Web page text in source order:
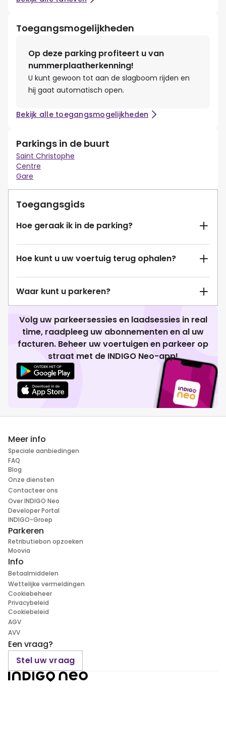
Toegangsmogelijkheden
Op deze parking profiteert u van
nummerplaatherkenning!
U kunt gewoon tot aan de slagboom rijden en
hij gaat automatisch open.
Bekijk alle toegangsmogelijkheden
Parkings in de buurt
Saint Christophe
Centre
Gare
Toegangsgids
Hoe geraak ik in de parking?
Hoe kunt u uw voertuig terug ophalen?
Waar kunt u parkeren?
Volg uw parkeersessies en laadsessies in real
time, raadpleeg uw abonnementen en al uw
facturen. Beheer uw voertuigen en parkeer op
straat met de INDIGO Neo-app!
Meer info
Speciale aanbiedingen
FAQ
Blog
Onze diensten
Contacteer ons
Over INDIGO Neo
Developer Portal
INDIGO-Groep
Parkeren
Retributiebon opzoeken
Moovia
Info
Betaalmiddelen
Wettelijke vermeldingen
Cookiebeheer
Privacybeleid
Cookiebeleid
AGV
AVV
Een vraag?
Stel uw vraag